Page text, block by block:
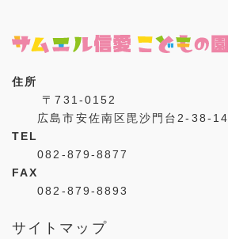
住所
〒731-0152
広島市安佐南区毘沙門台2-38-14
TEL
082-879-8877
FAX
082-879-8893
サイトマップ